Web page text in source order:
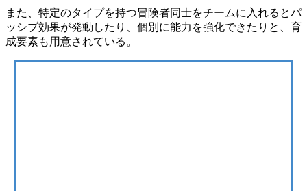
また、特定のタイプを持つ冒険者同士をチームに入れるとパ
ッシブ効果が発動したり、個別に能力を強化できたりと、育
成要素も用意されている。